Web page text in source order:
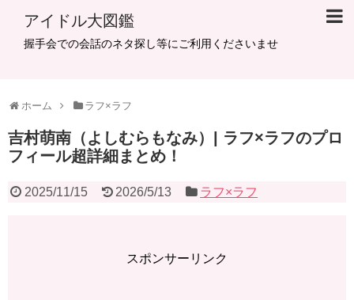
アイドル大図鑑
握手会での会話のネタ探し等にご利用くださいませ
ホーム ラフ×ラフ
吉村萌南（よしむらもなみ）| ラフ×ラフのプロ
フィール超詳細まとめ！
2025/11/15 2026/5/13 ラフ×ラフ
スポンサーリンク